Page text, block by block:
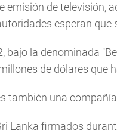
emisión de televisión,
esperan
la denominada
de dólares que
también una
Lanka firmados